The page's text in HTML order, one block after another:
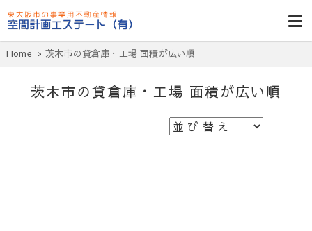
東大阪貸倉
庫・貸し工
場・賃貸事務
所・空室一
Home 茨木市の貸倉庫・工場 面積が広い順
茨木市の貸倉庫・工場 面積が広い順